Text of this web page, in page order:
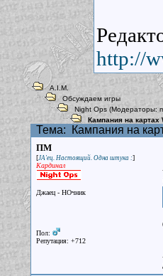
http://
A.I.M.
Обсуждаем игры
Night Ops (Модераторы:
Кампания на картах
Тема: Кампания на
ПМ
[JA'ец. Настоящий. Одна штука :]
Кардинал
Джаец - НОчник
Пол:
Репутация: +712